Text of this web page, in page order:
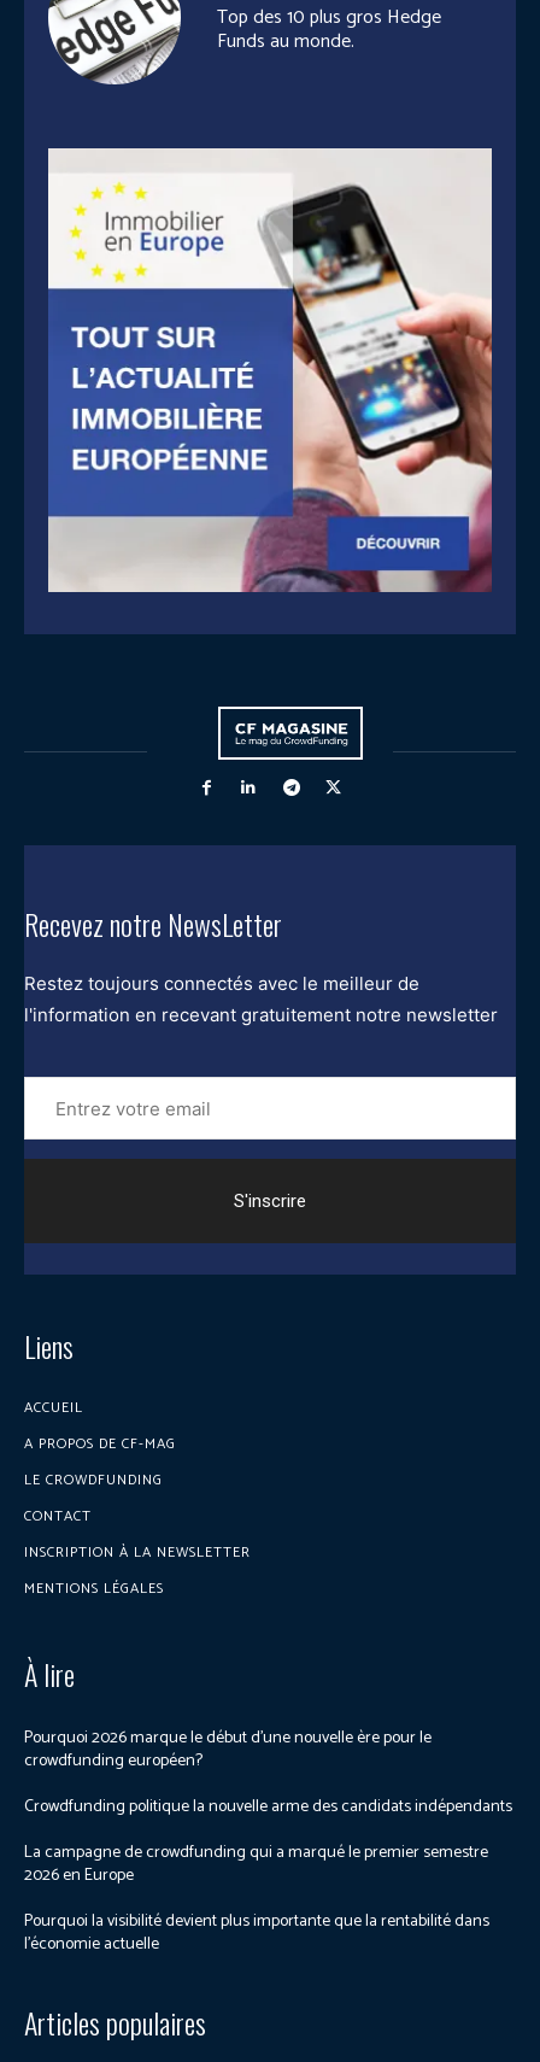
Top des 10 plus gros Hedge
Funds au monde.
Recevez notre NewsLetter
Restez toujours connectés avec le meilleur de
l'information en recevant gratuitement notre newsletter
Entrez
votre
email
Liens
ACCUEIL
A PROPOS DE CF-MAG
LE CROWDFUNDING
CONTACT
INSCRIPTION À LA NEWSLETTER
MENTIONS LÉGALES
À lire
Pourquoi 2026 marque le début d’une nouvelle ère pour le
crowdfunding européen?
Crowdfunding politique la nouvelle arme des candidats indépendants
La campagne de crowdfunding qui a marqué le premier semestre
2026 en Europe
Pourquoi la visibilité devient plus importante que la rentabilité dans
l’économie actuelle
Articles populaires